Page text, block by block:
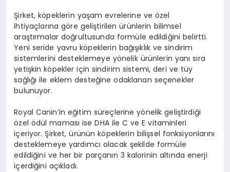
Şirket, köpeklerin yaşam evrelerine ve özel
ihtiyaçlarına göre geliştirilen ürünlerin bilimsel
araştırmalar doğrultusunda formüle edildiğini belirtti.
Yeni seride yavru köpeklerin bağışıklık ve sindirim
sistemlerini desteklemeye yönelik ürünlerin yanı sıra
yetişkin köpekler için sindirim sistemi, deri ve tüy
sağlığı ile eklem desteğine odaklanan seçenekler
bulunuyor.
Royal Canin’in eğitim süreçlerine yönelik geliştirdiği
özel ödül maması ise DHA ile C ve E vitaminleri
içeriyor. Şirket, ürünün köpeklerin bilişsel fonksiyonlarını
desteklemeye yardımcı olacak şekilde formüle
edildiğini ve her bir parçanın 3 kalorinin altında enerji
içerdiğini açıkladı.